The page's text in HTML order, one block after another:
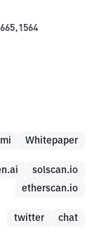
Whitepaper
solscan.io
etherscan.io
twitter chat